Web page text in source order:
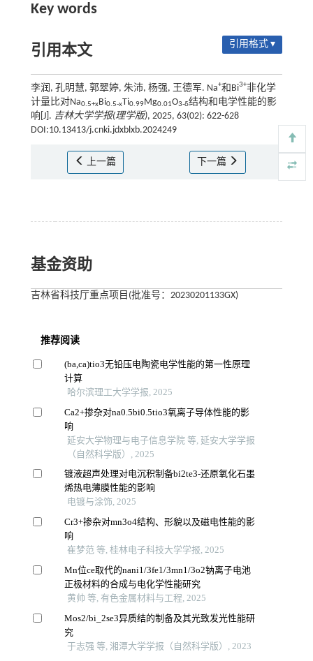
Key words
引用本文 引用格式 ▾
李润, 孔明慧, 郭翠婷, 朱沛, 杨强, 王德军. Na+和Bi3+非化学
计量比对Na0.5+xBi0.5-xTi0.99Mg0.01O3-δ结构和电学性能的影
响[J]. 吉林大学学报(理学版), 2025, 63(02): 622-628
DOI:10.13413/j.cnki.jdxblxb.2024249
上一篇 下一篇
基金资助
吉林省科技厅重点项目(批准号：20230201133GX)